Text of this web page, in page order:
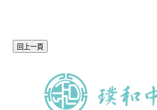
回上一頁